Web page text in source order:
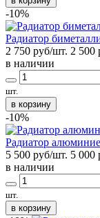
-10%
Радиатор
2 750 руб/шт. 2 500
в наличии
шт.
в корзину
-10%
Радиатор
5 500 руб/шт. 5 000
в наличии
шт.
в корзину